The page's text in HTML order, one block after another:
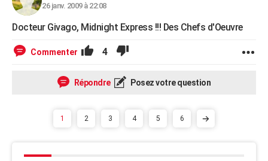
26 janv. 2009 à 22:08
Docteur Givago, Midnight Express !!! Des Chefs d'Oeuvre
Commenter 4
Répondre Posez votre question
1 2 3 4 5 6